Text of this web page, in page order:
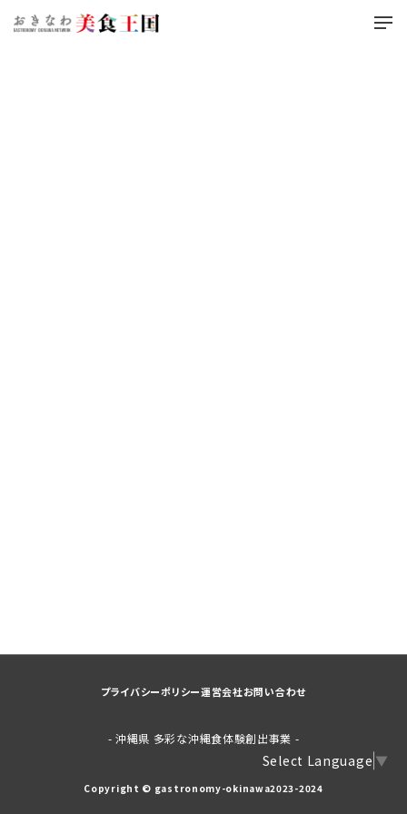
プライバシーポリシー運営会社お問い合わせ
- 沖縄県 多彩な沖縄食体験創出事業 -
Select Language ▼
Copyright © gastronomy-okinawa2023-2024